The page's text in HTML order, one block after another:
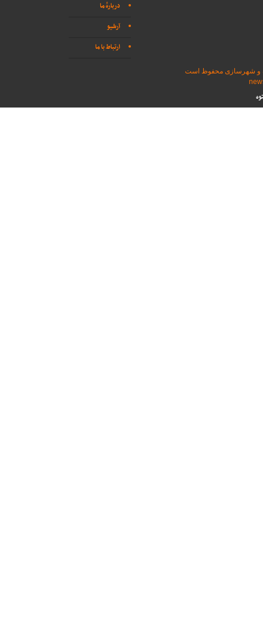
دربارهٔ ما
آرشیو
ارتباط با ما
و شهرسازی محفوظ است